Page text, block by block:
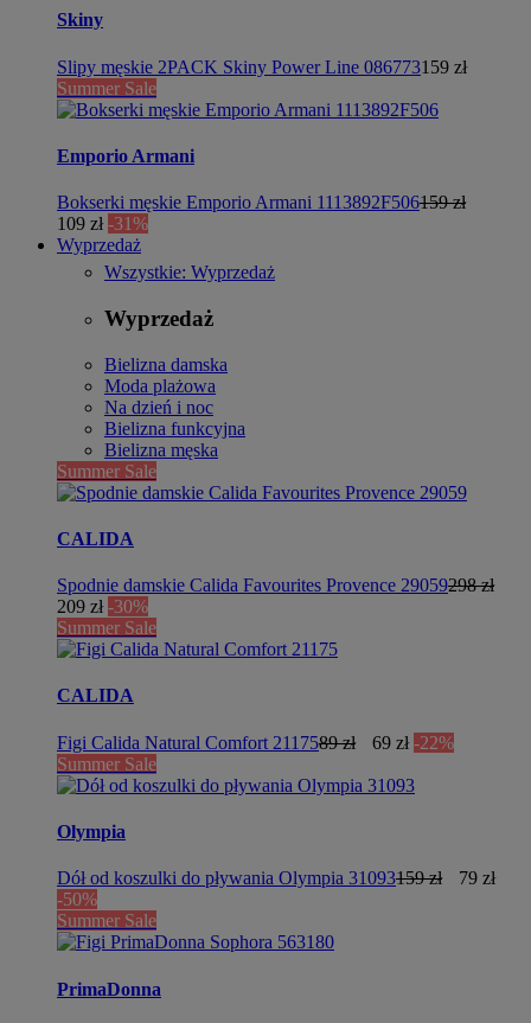
Skiny
Slipy męskie 2PACK Skiny Power Line 086773159 zł
Summer Sale
Emporio Armani
Bokserki męskie Emporio Armani 1113892F506159 zł
109 zł -31%
Wyprzedaż
Wszystkie: Wyprzedaż
Wyprzedaż
Bielizna damska
Moda plażowa
Na dzień i noc
Bielizna funkcyjna
Bielizna męska
Summer Sale
CALIDA
Spodnie damskie Calida Favourites Provence 29059298 zł
209 zł -30%
Summer Sale
CALIDA
Figi Calida Natural Comfort 2117589 zł 69 zł -22%
Summer Sale
Olympia
Dół od koszulki do pływania Olympia 31093159 zł
79 zł
-50%
Summer Sale
PrimaDonna